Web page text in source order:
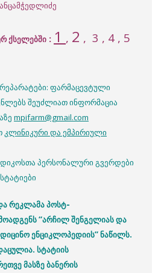
ქსელებში : 1 , 2 , 3 , 4 , 5
ფარმაცევტული
შეუძლიათ ინფორმაცია
mpifarm@gmail.com
კლინიკური და ემპირიული
პერსონალური გვერდები
რეკლამა პოსტ-
“არჩილ შენგელიას და
ენციკლოპედიის” ნაწილს.
სტატიის
მასზე ბანერის